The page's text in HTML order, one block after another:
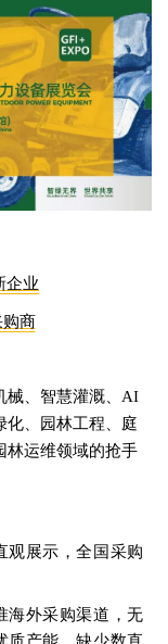
企业
商
械、智慧灌溉、AI
化、园林工程、庭
林运维领域的抢手
观展示，全国采购
海外采购渠道，无
质产能，缺少数直